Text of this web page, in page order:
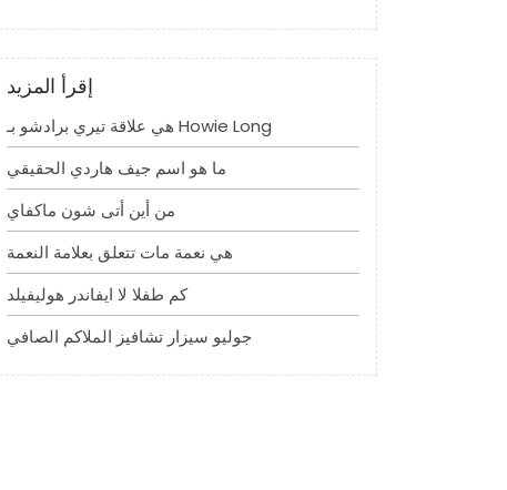
إقرأ المزيد
هي علاقة تيري برادشو بـ Howie Long
ما هو اسم جيف هاردي الحقيقي
من أين أتى شون ماكفاي
هي نعمة مات تتعلق بعلامة النعمة
كم طفلا لا ايفاندر هوليفيلد
جوليو سيزار تشافيز الملاكم الصافي